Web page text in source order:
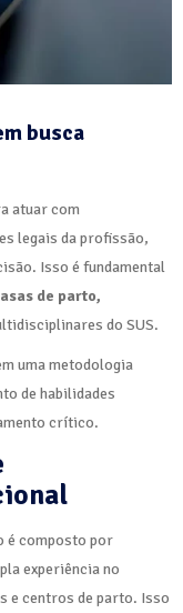
busca
atuar com
legais da profissão,
Isso é fundamental
de parto,
do SUS.
uma metodologia
de habilidades
crítico.
é composto por
experiência no
e centros de parto. Isso